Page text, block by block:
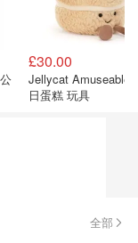
£30.00
Jellycat
日蛋糕 玩具
全部